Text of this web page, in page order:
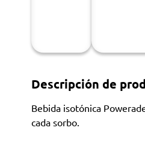
Descripción de
Bebida isotónica
cada sorbo.